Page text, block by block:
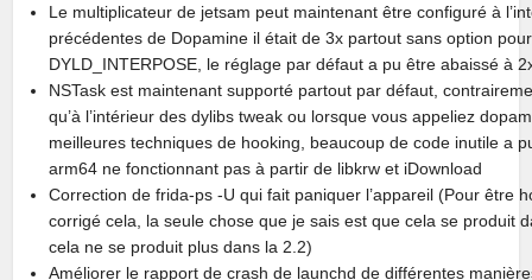
Le multiplicateur de jetsam peut maintenant être configuré à
précédentes de Dopamine il était de 3x partout sans option
DYLD_INTERPOSE, le réglage par défaut a pu être abaissé à
NSTask est maintenant supporté partout par défaut,
qu’à l’intérieur des dylibs tweak ou lorsque vous appeliez
meilleures techniques de hooking, beaucoup de code inutile a
arm64 ne fonctionnant pas à partir de libkrw et iDownload
Correction de frida-ps -U qui fait paniquer l’appareil (Pour être
corrigé cela, la seule chose que je sais est que cela se produit
cela ne se produit plus dans la 2.2)
Améliorer le rapport de crash de launchd de différentes